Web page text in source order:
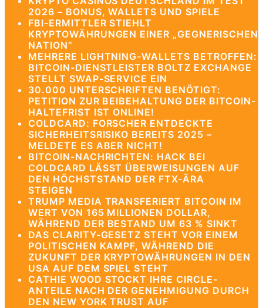
2026 – BONUS, WALLETS UND SPIELE
FBI-ERMITTLER STIEHLT
KRYPTOWÄHRUNGEN EINER „GEGNERISCHEN
NATION“
MEHRERE LIGHTNING-WALLETS BETROFFEN:
BITCOIN-DIENSTLEISTER BOLTZ EXCHANGE
STELLT SWAP-SERVICE EIN
30.000 UNTERSCHRIFTEN BENÖTIGT:
PETITION ZUR BEIBEHALTUNG DER BITCOIN-
HALTEFRIST IST ONLINE!
COLDCARD: FORSCHER ENTDECKTE
SICHERHEITSRISIKO BEREITS 2025 –
MELDETE ES ABER NICHT!
BITCOIN-NACHRICHTEN: HACK BEI
COLDCARD LÄSST ÜBERWEISUNGEN AUF
DEN HÖCHSTSTAND DER FTX-ÄRA
STEIGEN
TRUMP MEDIA TRANSFERIERT BITCOIN IM
WERT VON 165 MILLIONEN DOLLAR,
WÄHREND DER BESTAND UM 63 % SINKT
DAS CLARITY-GESETZ STEHT VOR EINEM
POLITISCHEN KAMPF, WÄHREND DIE
ZUKUNFT DER KRYPTOWÄHRUNGEN IN DEN
USA AUF DEM SPIEL STEHT
CATHIE WOOD STOCKT IHRE CIRCLE-
ANTEILE NACH DER GENEHMIGUNG DURCH
DEN NEW YORK TRUST AUF